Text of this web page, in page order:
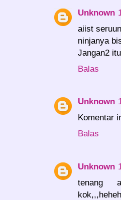
Unknown
aiist
ninjanya
Jangan2
Balas
Unknown
Komentar
Balas
Unknown
tenang